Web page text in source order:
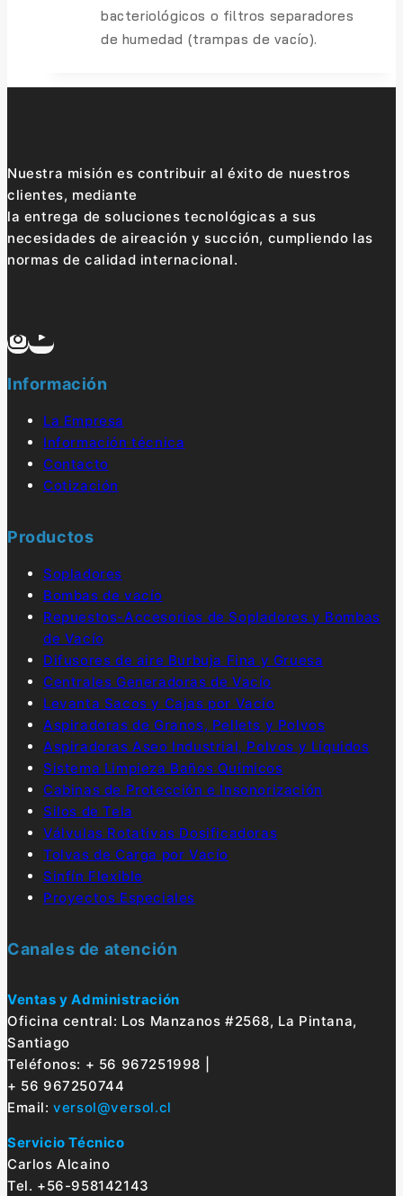
bacteriológicos o filtros separadores
de humedad (trampas de vacío).
Nuestra misión es contribuir al éxito de nuestros
clientes, mediante
la entrega de soluciones tecnológicas a sus
necesidades de aireación y succión, cumpliendo las
normas de calidad internacional.
Información
La Empresa
Información técnica
Contacto
Cotización
Productos
Sopladores
Bombas de vacío
Repuestos-Accesorios de Sopladores y Bombas
de Vacío
Difusores de aire Burbuja Fina y Gruesa
Centrales Generadoras de Vacío
Levanta Sacos y Cajas por Vacío
Aspiradoras de Granos, Pellets y Polvos
Aspiradoras Aseo Industrial, Polvos y Líquidos
Sistema Limpieza Baños Químicos
Cabinas de Protección e Insonorización
Silos de Tela
Válvulas Rotativas Dosificadoras
Tolvas de Carga por Vacío
Sinfín Flexible
Proyectos Especiales
Canales de atención
Ventas y Administración
Oficina central: Los Manzanos #2568, La Pintana,
Santiago
Teléfonos: + 56 967251998 |
+ 56 967250744
Email:versol@versol.cl
Servicio Técnico
Carlos Alcaino
Tel. +56-958142143